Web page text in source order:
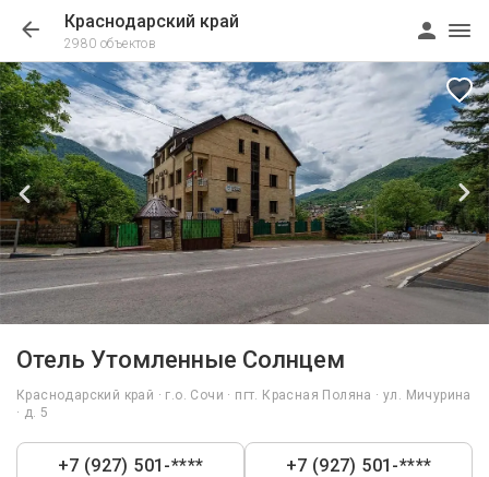
Краснодарский край
2980 объектов
Отель Утомленные Солнцем
Краснодарский край · г.о. Сочи · пгт. Красная Поляна · ул. Мичурина
· д. 5
+7 (927) 501-**** +7 (927) 501-****